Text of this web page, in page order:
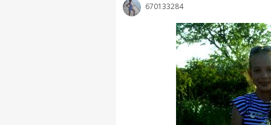
670133284